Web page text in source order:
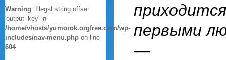
Warning: Illegal string offset
'output_key' in
/home/vhosts/yumorok.orgfree.com/wp-
includes/nav-menu.php on line
604
первыми
—